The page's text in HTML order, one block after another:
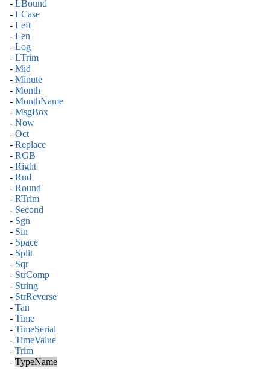
- LBound
- LCase
- Left
- Len
- Log
- LTrim
- Mid
- Minute
- Month
- MonthName
- MsgBox
- Now
- Oct
- Replace
- RGB
- Right
- Rnd
- Round
- RTrim
- Second
- Sgn
- Sin
- Space
- Split
- Sqr
- StrComp
- String
- StrReverse
- Tan
- Time
- TimeSerial
- TimeValue
- Trim
- TypeName